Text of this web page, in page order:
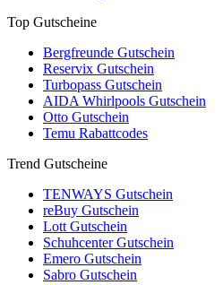
Top Gutscheine
Bergfreunde Gutschein
Reservix Gutschein
Turbopass Gutschein
AIDA Whirlpools Gutschein
Otto Gutschein
Temu Rabattcodes
Trend Gutscheine
TENWAYS Gutschein
reBuy Gutschein
Lott Gutschein
Schuhcenter Gutschein
Emero Gutschein
Sabro Gutschein